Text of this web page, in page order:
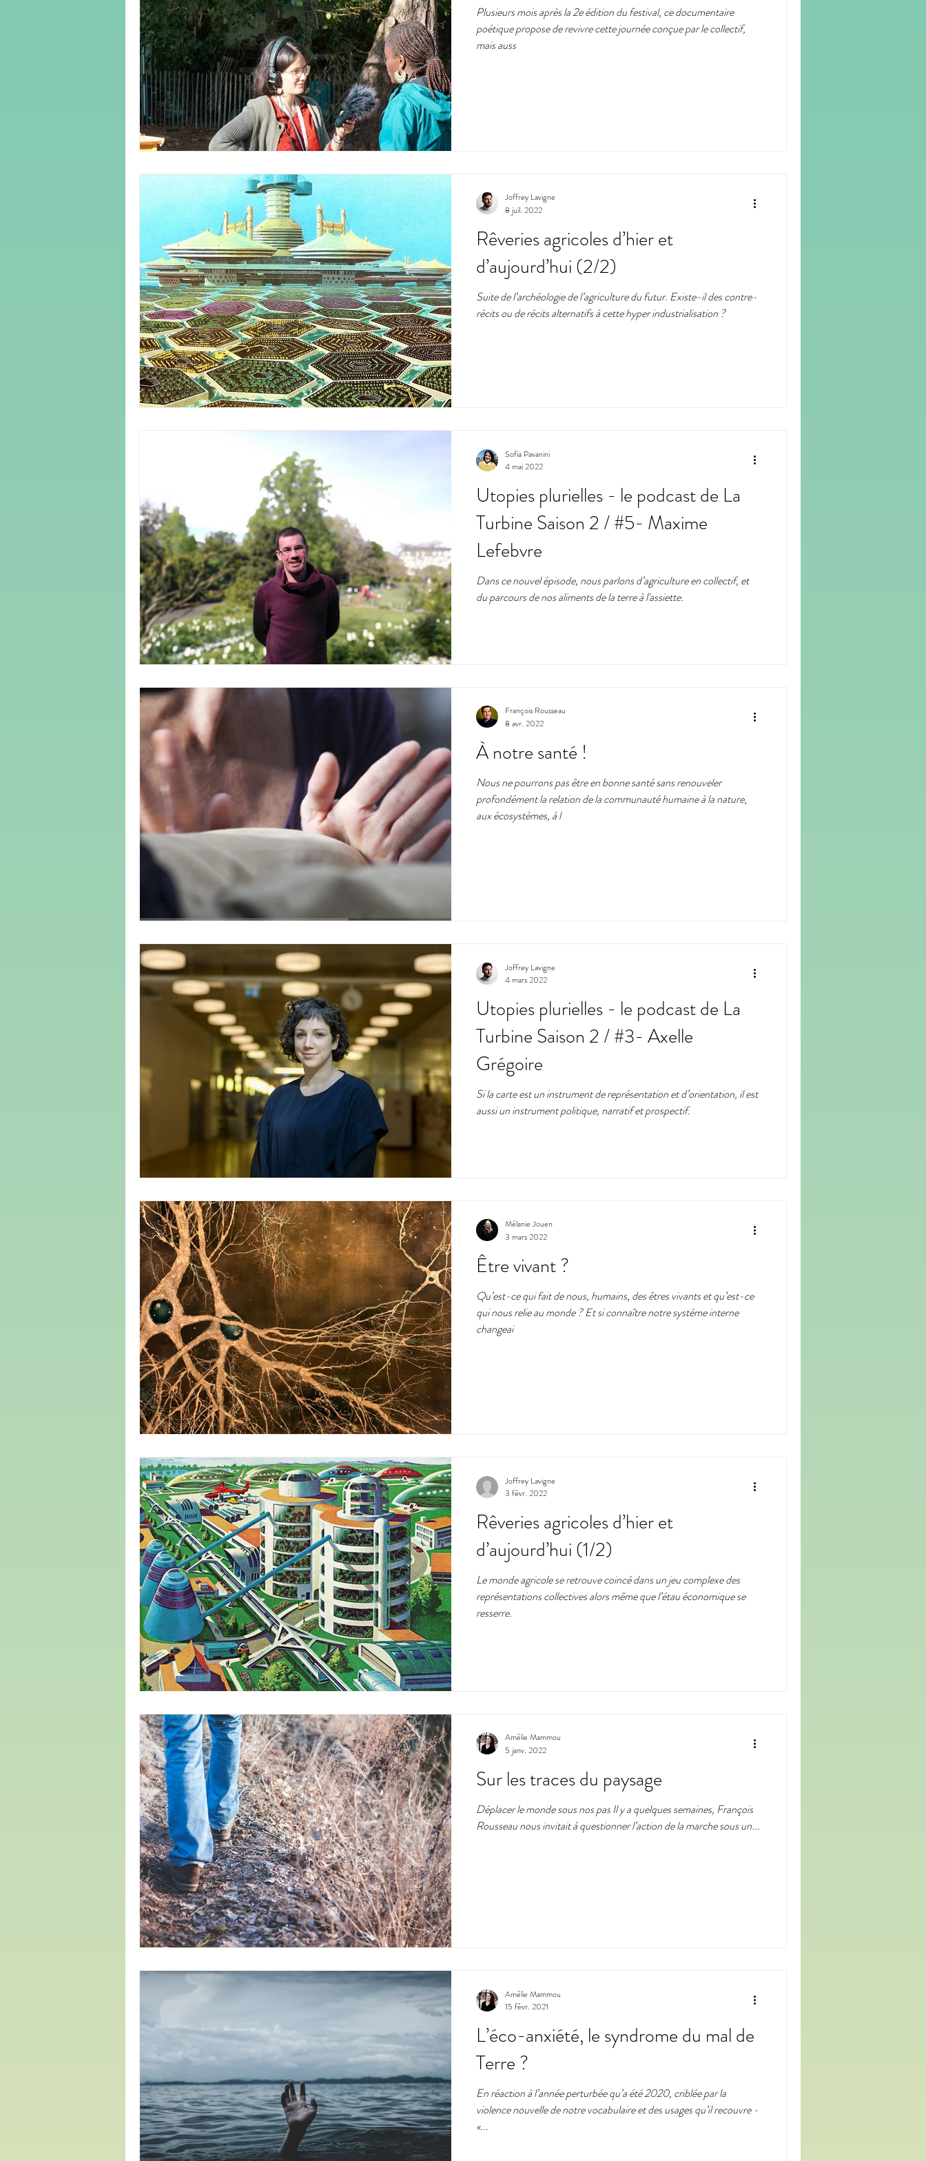
médias démocratie climat expérimentation citoyens art podcast portrait
culture urbanisme genre
Plusieurs mois après la 2e édition du festival, ce documentaire
poétique propose de revivre cette journée conçue par le collectif,
mais auss
Rêveries agricoles d’hier et
d’aujourd’hui (2/2)
Suite de l’archéologie de l’agriculture du futur. Existe-il des contre-
récits ou de récits alternatifs à cette hyper industrialisation ?
Joffrey Lavigne
8 juil. 2022
Utopies plurielles - le podcast de La
Turbine Saison 2 / #5- Maxime
Lefebvre
Dans ce nouvel épisode, nous parlons d’agriculture en collectif, et
du parcours de nos aliments de la terre à l'assiette.
Sofia Pavanini
4 mai 2022
À notre santé !
Nous ne pourrons pas être en bonne santé sans renouveler
profondément la relation de la communauté humaine à la nature,
aux écosystèmes, à l
François Rousseau
8 avr. 2022
Utopies plurielles - le podcast de La
Turbine Saison 2 / #3- Axelle
Grégoire
Si la carte est un instrument de représentation et d’orientation, il est
aussi un instrument politique, narratif et prospectif.
Joffrey Lavigne
4 mars 2022
Être vivant ?
Qu’est-ce qui fait de nous, humains, des êtres vivants et qu’est-ce
qui nous relie au monde ? Et si connaître notre système interne
changeai
Mélanie Jouen
3 mars 2022
Rêveries agricoles d’hier et
d’aujourd’hui (1/2)
Le monde agricole se retrouve coincé dans un jeu complexe des
représentations collectives alors même que l’étau économique se
resserre.
Joffrey Lavigne
3 févr. 2022
Sur les traces du paysage
Déplacer le monde sous nos pas Il y a quelques semaines, François
Rousseau nous invitait à questionner l’action de la marche sous un...
Amélie Mammou
5 janv. 2022
L’éco-anxiété, le syndrome du mal de
Terre ?
En réaction à l’année perturbée qu’a été 2020, criblée par la
violence nouvelle de notre vocabulaire et des usages qu’il recouvre -
«...
Amélie Mammou
15 févr. 2021